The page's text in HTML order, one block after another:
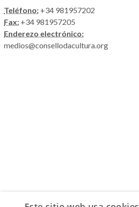
Teléfono: +34 981957202
Fax: +34 981957205
Enderezo electrónico:
medios@consellodacultura.org